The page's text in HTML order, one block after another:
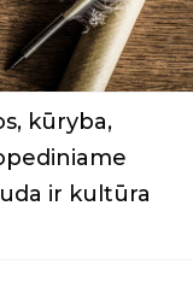
kūryba,
ir kultūra